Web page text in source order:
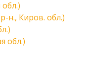
н., Киров. обл.)
обл.)